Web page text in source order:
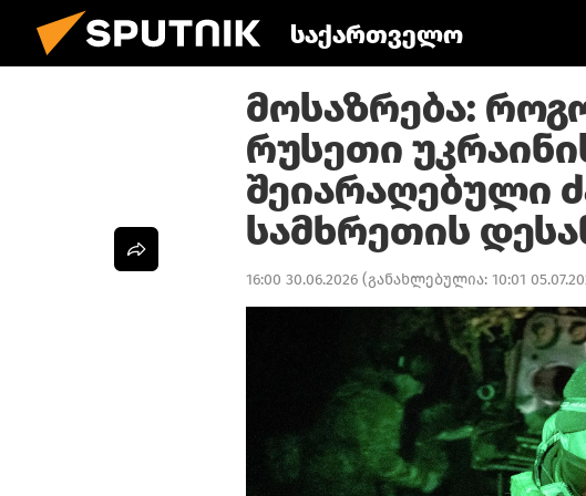
საქართველო
მოსაზრება:
რუსეთი
შეიარაღებული
სამხრეთის
16:00 30.06.2026 (განახლებულია: 10:01